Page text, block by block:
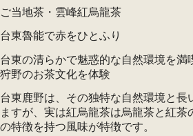
ご当地茶・雲峰紅烏龍茶
台東魯能で赤をひとふり
台東の清らかで魅惑的な自然環境を満
狩野のお茶文化を体験
台東鹿野は、その独特な自然環境と
ますが、実は紅烏龍茶は烏龍茶と紅
の特徴を持つ風味が特徴です。